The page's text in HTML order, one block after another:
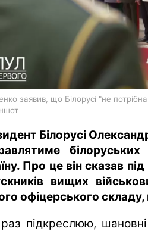
заявив, що Білорусі "не потрібна
Білорусі
Про це він сказав
вищих
офіцерського складу,
підкреслюю,